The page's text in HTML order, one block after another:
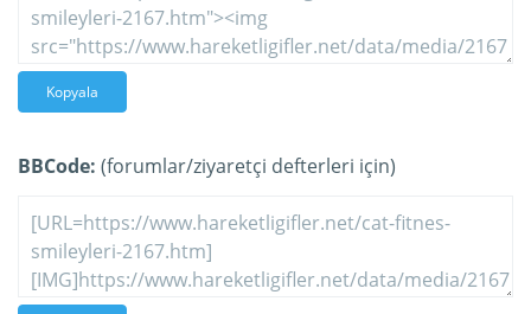
Kopyala
BBCode: (forumlar/ziyaretçi defterleri için)